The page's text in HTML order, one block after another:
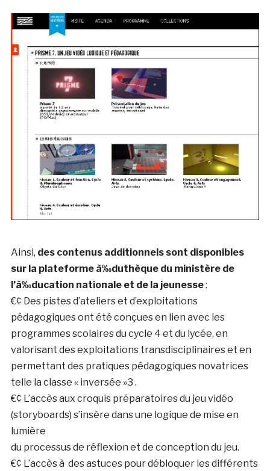
Ainsi, des contenus additionnels sont disponibles
sur la plateforme à‰duthèque du ministère de
l’à‰ducation nationale et de la jeunesse:
€¢ Des pistes d’ateliers et d’exploitations
pédagogiques ont été conçues en lien avec les
programmes scolaires du cycle 4 et du lycée, en
valorisant des exploitations transdisciplinaires et en
permettant des pratiques pédagogiques novatrices
telle la classe « inversée »3 .
€¢ L’accès aux croquis préparatoires du jeu vidéo
(storyboards) s’insère dans une logique de mise en
lumière
du processus de réflexion et de conception du jeu.
€¢ L’accès à des astuces pour débloquer les différents